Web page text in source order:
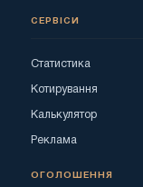
СЕРВІСИ
Статистика
Котирування
Калькулятор
Реклама
ОГОЛОШЕННЯ